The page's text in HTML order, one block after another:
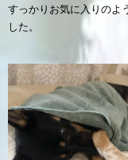
すっかりお気に入りのよ
した。